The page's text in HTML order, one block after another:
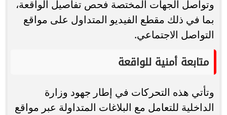
وتواصل الجهات المختصة فحص تفاصيل الواقعة،
بما في ذلك مقطع الفيديو المتداول على مواقع
التواصل الاجتماعي.
متابعة أمنية للواقعة
وتأتي هذه التحركات في إطار جهود وزارة
الداخلية للتعامل مع البلاغات المتداولة عبر مواقع